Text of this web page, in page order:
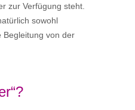
zur Verfügung steht.
sowohl
Begleitung von der